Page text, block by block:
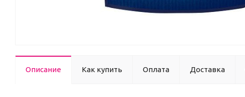
Описание Как купить Оплата Доставка